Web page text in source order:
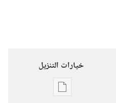
خيارات التنزيل
خيارات